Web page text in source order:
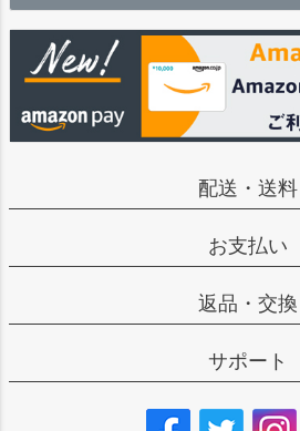
配送・送料
お支払い
返品・交換
サポート